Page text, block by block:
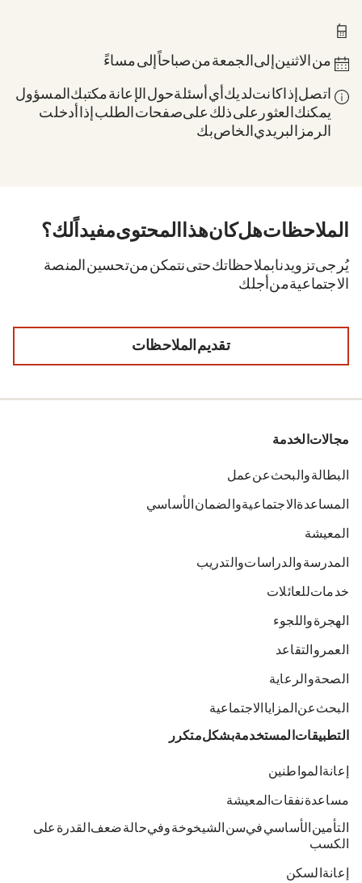
من الاثنين إلى الجمعة من 8 صباحاً إلى 6 مساءً
اتصل إذا كانت لديك أي أسئلة حول الإعانة: مكتبك المسؤول.
يمكنك العثور على ذلك على صفحات الطلب إذا أدخلت
الرمز البريدي الخاص بك.
الملاحظات. هل كان هذا المحتوى مفيداً لك؟
يُرجى تزويدنا بملاحظاتك حتى نتمكن من تحسين المنصة
الاجتماعية من أجلك.
تقديم الملاحظات
مجالات الخدمة
البطالة والبحث عن عمل
المساعدة الاجتماعية والضمان الأساسي
المعيشة
المدرسة والدراسات والتدريب
خدمات للعائلات
الهجرة واللجوء
العمر والتقاعد
الصحة والرعاية
البحث عن المزايا الاجتماعية
التطبيقات المستخدمة بشكل متكرر
إعانة المواطنين
مساعدة نفقات المعيشة
التأمين الأساسي في سن الشيخوخة وفي حالة ضعف القدرة على
الكسب
إعانة السكن